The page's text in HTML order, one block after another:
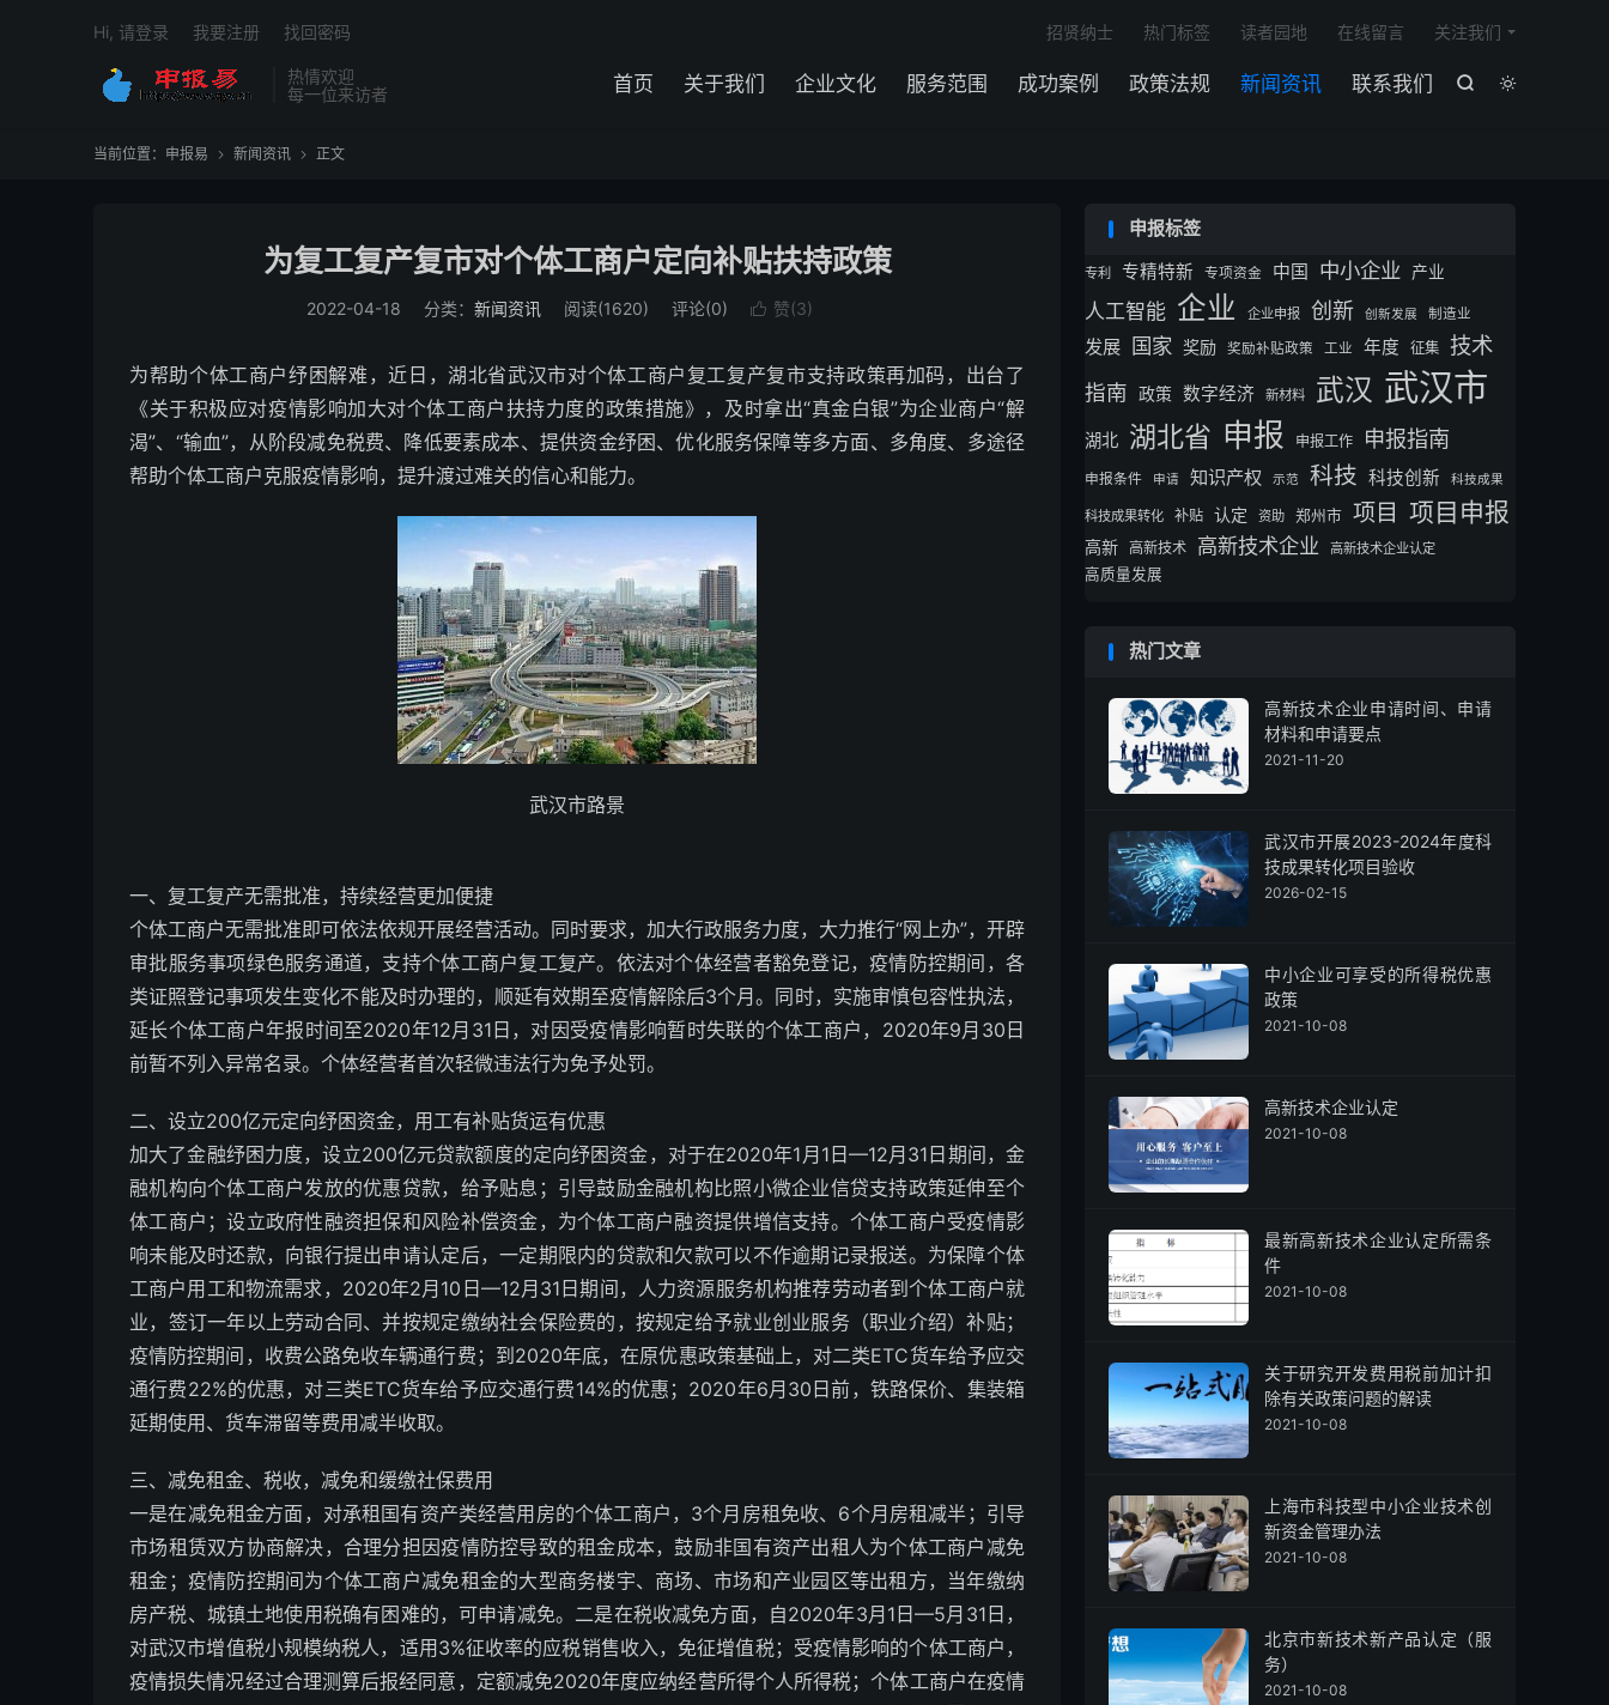
热情欢迎
每一位来访者


首页 关于我们 企业文化 服务范围 成功案例 政策法规 新闻资讯 联系我们
招贤纳士 热门标签 读者园地 在线留言 关注我们
Hi, 请登录 我要注册 找回密码
当前位置： 申报易  新闻资讯  正文
为复工复产复市对个体工商户定向补贴扶持政策
2022-04-18 分类： 新闻资讯 阅读(1620) 评论(0)  赞(3)
为帮助个体工商户纾困解难，近日，湖北省武汉市对个体工商户复工复产复市支持政策再加码，出台了
《关于积极应对疫情影响加大对个体工商户扶持力度的政策措施》，及时拿出“真金白银”为企业商户“解
渴”、“输血”，从阶段减免税费、降低要素成本、提供资金纾困、优化服务保障等多方面、多角度、多途径
帮助个体工商户克服疫情影响，提升渡过难关的信心和能力。
武汉市路景
一、复工复产无需批准，持续经营更加便捷
个体工商户无需批准即可依法依规开展经营活动。同时要求，加大行政服务力度，大力推行“网上办”，开辟
审批服务事项绿色服务通道，支持个体工商户复工复产。依法对个体经营者豁免登记，疫情防控期间，各
类证照登记事项发生变化不能及时办理的，顺延有效期至疫情解除后3个月。同时，实施审慎包容性执法，
延长个体工商户年报时间至2020年12月31日，对因受疫情影响暂时失联的个体工商户，2020年9月30日
前暂不列入异常名录。个体经营者首次轻微违法行为免予处罚。
二、设立200亿元定向纾困资金，用工有补贴货运有优惠
加大了金融纾困力度，设立200亿元贷款额度的定向纾困资金，对于在2020年1月1日—12月31日期间，金
融机构向个体工商户发放的优惠贷款，给予贴息；引导鼓励金融机构比照小微企业信贷支持政策延伸至个
体工商户；设立政府性融资担保和风险补偿资金，为个体工商户融资提供增信支持。个体工商户受疫情影
响未能及时还款，向银行提出申请认定后，一定期限内的贷款和欠款可以不作逾期记录报送。为保障个体
工商户用工和物流需求，2020年2月10日—12月31日期间，人力资源服务机构推荐劳动者到个体工商户就
业，签订一年以上劳动合同、并按规定缴纳社会保险费的，按规定给予就业创业服务（职业介绍）补贴；
疫情防控期间，收费公路免收车辆通行费；到2020年底，在原优惠政策基础上，对二类ETC货车给予应交
通行费22%的优惠，对三类ETC货车给予应交通行费14%的优惠；2020年6月30日前，铁路保价、集装箱
延期使用、货车滞留等费用减半收取。
三、减免租金、税收，减免和缓缴社保费用
一是在减免租金方面，对承租国有资产类经营用房的个体工商户，3个月房租免收、6个月房租减半；引导
市场租赁双方协商解决，合理分担因疫情防控导致的租金成本，鼓励非国有资产出租人为个体工商户减免
租金；疫情防控期间为个体工商户减免租金的大型商务楼宇、商场、市场和产业园区等出租方，当年缴纳
房产税、城镇土地使用税确有困难的，可申请减免。二是在税收减免方面，自2020年3月1日—5月31日，
对武汉市增值税小规模纳税人，适用3%征收率的应税销售收入，免征增值税；受疫情影响的个体工商户，
疫情损失情况经过合理测算后报经同意，定额减免2020年度应纳经营所得个人所得税；个体工商户在疫情
申报标签
专利 专精特新 专项资金 中国 中小企业 产业
人工智能 企业 企业申报 创新 创新发展 制造业
发展 国家 奖励 奖励补贴政策 工业 年度 征集 技术
指南 政策 数字经济 新材料 武汉 武汉市
湖北 湖北省 申报 申报工作 申报指南
申报条件 申请 知识产权 示范 科技 科技创新 科技成果
科技成果转化 补贴 认定 资助 郑州市 项目 项目申报
高新 高新技术 高新技术企业 高新技术企业认定
高质量发展
热门文章
高新技术企业申请时间、申请
材料和申请要点
2021-11-20
武汉市开展2023-2024年度科
技成果转化项目验收
2026-02-15
中小企业可享受的所得税优惠
政策
2021-10-08
高新技术企业认定
2021-10-08
最新高新技术企业认定所需条
件
2021-10-08
关于研究开发费用税前加计扣
除有关政策问题的解读
2021-10-08
上海市科技型中小企业技术创
新资金管理办法
2021-10-08
北京市新技术新产品认定（服
务）
2021-10-08